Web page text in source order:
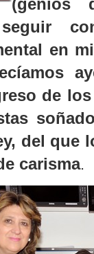
en
de
del que
carisma.